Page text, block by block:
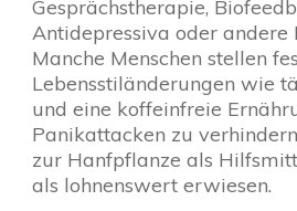
Gesprächstherapie,
Antidepressiva oder andere
Manche Menschen stellen
Lebensstiländerungen wie
und eine koffeinfreie
Panikattacken zu
zur Hanfpflanze als
als lohnenswert erwiesen.